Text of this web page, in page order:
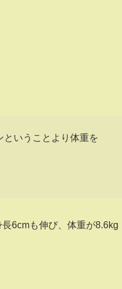
ということより体重を
6cmも伸び、体重が8.6kg